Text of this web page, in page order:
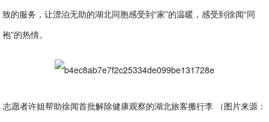
致的服务，让漂泊无助的湖北同胞感受到“家”的温暖，感受到徐闻“同
袍”的热情。
志愿者许姐帮助徐闻首批解除健康观察的湖北旅客搬行李 （图片来源：